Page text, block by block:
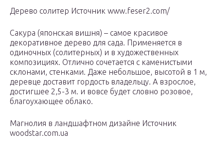
Дерево солитер Источник www.feser2.com/
Сакура (японская вишня) – самое красивое
декоративное дерево для сада. Применяется в
одиночных (солитерных) и в художественных
композициях. Отлично сочетается с каменистыми
склонами, стенками. Даже небольшое, высотой в 1 м,
деревце доставит гордость владельцу. А взрослое,
достигшее 2,5-3 м. и вовсе будет словно розовое,
благоухающее облако.
Магнолия в ландшафтном дизайне Источник
woodstar.com.ua